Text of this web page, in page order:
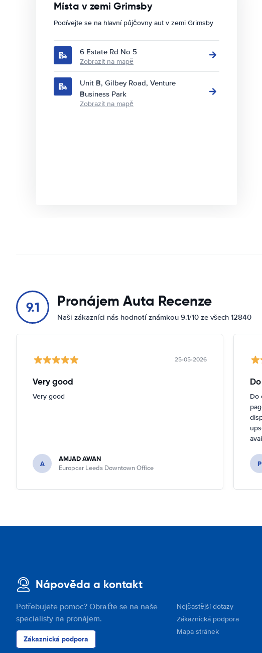
Místa v zemi Grimsby
Podívejte se na hlavní půjčovny aut v zemi Grimsby
6 Estate Rd No 5
Zobrazit na mapě
Unit B, Gilbey Road, Venture
Business Park
Zobrazit na mapě
9.1 Pronájem Auta Recenze
Naši zákazníci nás hodnotí známkou 9.1/10 ze všech 12840
25-05-2026
Very good
Very good
A AMJAD AWAN
Europcar Leeds Downtown Office
Do
P
Nápověda a kontakt
Potřebujete pomoc? Obraťte se na naše
specialisty na pronájem.
Zákaznická podpora
Nejčastější dotazy
Zákaznická podpora
Mapa stránek